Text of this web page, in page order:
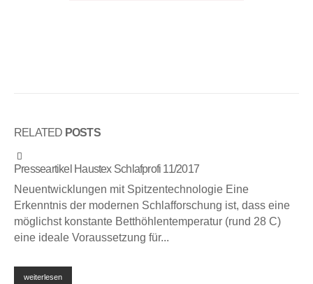
RELATED POSTS
Presseartikel Haustex Schlafprofi 11/2017
Neuentwicklungen mit Spitzentechnologie Eine
Erkenntnis der modernen Schlafforschung ist, dass eine
möglichst konstante Betthöhlentemperatur (rund 28 C)
eine ideale Voraussetzung für...
weiterlesen